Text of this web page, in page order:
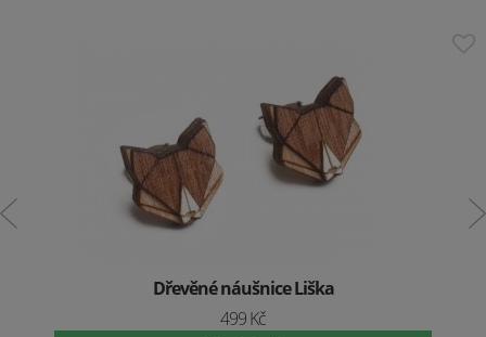
Dřevěné náušnice Liška
499 Kč